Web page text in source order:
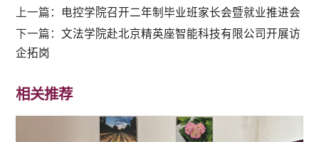
上一篇： 电控学院召开二年制毕业班家长会暨就业推进会
下一篇：文法学院赴北京精英座智能科技有限公司开展访
企拓岗
相关推荐